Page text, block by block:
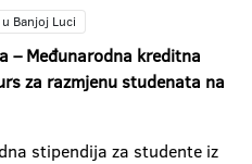
Banjoj Luci
– Međunarodna kreditna
za razmjenu studenata na
stipendija za studente iz